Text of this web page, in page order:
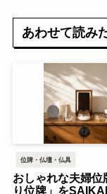
あわせて読み
位牌・仏壇・仏具
おしゃれな夫婦位
り位牌」を